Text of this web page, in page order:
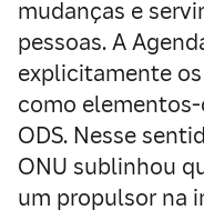
mudanças e
pessoas. A
explicitamente
como elementos-
ODS. Nesse
ONU sublinhou
um propulsor na